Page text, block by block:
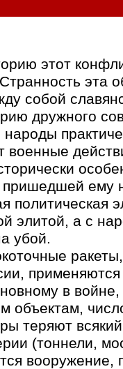
этот
эта
собой
дружного
народы
военные
пришедшей ему
политическая
элитой, а с
убой.
в
объектам,
теряют
(тоннели,
вооружение,